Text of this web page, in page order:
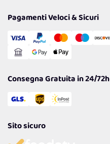
Cookie Policy
Gestisci Cookie
Reso Facile e Veloce
Pagamenti Veloci & Sicuri
Consegna Gratuita in 24/72h
Sito sicuro